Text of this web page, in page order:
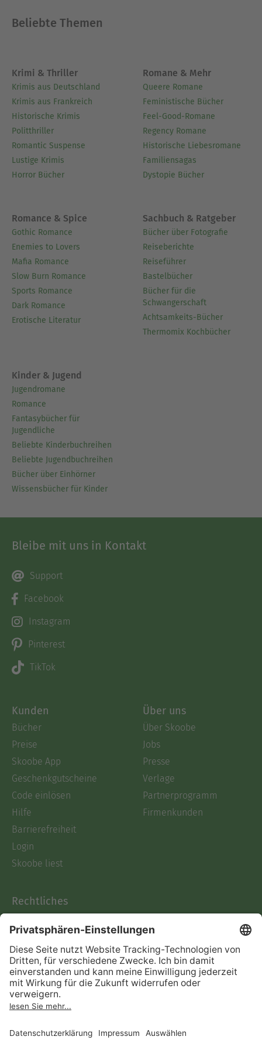
Botschaften des Werkes auseinanderzusetzen
unvergessliche Zitate heben Momente
literarischer Brillanz hervor.- Interaktive Fußnoten
erklären ungewöhnliche Referenzen, historische
Anspielungen und veraltete Ausdrücke für eine
mühelose, besser informierte Lektüre.
Über Victor Hugo
Victor Hugo (1802-1885), Lyriker und Romancier,
Karriere. 1841 wurde er Mitglied der Académie
française. Als Anhänger der bürgerlichen Linken
mußte er 1851, nach dem Staatsstreich Napoléons
III., Frankreich verlassen, floh zunächst auf die
Insel Jersey, später nach Guernesey. In seiner
nahezu zwanzigjährigen Emigration vollendete er
auch seinen großen Roman „Les Misérables“
(1862), der weltberühmt werden sollte, mehrfach
verfilmt und dramatisiert wurde und in den 90er
Beliebte Themen
Krimi & Thriller
Krimis aus Deutschland
Krimis aus Frankreich
Historische Krimis
Politthriller
Romantic Suspense
Lustige Krimis
Horror Bücher
Romane & Mehr
Queere Romane
Feministische Bücher
Feel-Good-Romane
Regency Romane
Historische Liebesromane
Familiensagas
Dystopie Bücher
Romance & Spice
Gothic Romance
Enemies to Lovers
Mafia Romance
Slow Burn Romance
Sports Romance
Dark Romance
Erotische Literatur
Sachbuch & Ratgeber
Bücher über Fotografie
Reiseberichte
Reiseführer
Bastelbücher
Bücher für die
Schwangerschaft
Achtsamkeits-Bücher
Thermomix Kochbücher
Kinder & Jugend
Jugendromane
Romance
Fantasybücher für
Jugendliche
Beliebte Kinderbuchreihen
Beliebte Jugendbuchreihen
Bücher über Einhörner
Wissensbücher für Kinder
Bleibe mit uns in Kontakt
Support
Facebook
Instagram
Pinterest
TikTok
Kunden
Bücher
Preise
Skoobe App
Geschenkgutscheine
Code einlösen
Hilfe
Barrierefreiheit
Login
Skoobe liest
Über uns
Über Skoobe
Jobs
Presse
Verlage
Partnerprogramm
Firmenkunden
Rechtliches
AGB
Informationen nach Data
Act
Verträge hier kündigen
Impressum